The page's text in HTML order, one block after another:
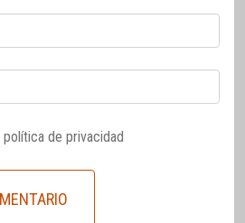
política de privacidad